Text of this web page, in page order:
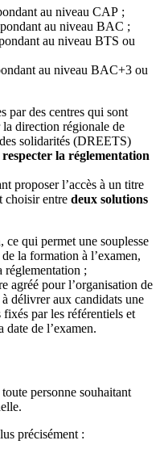
au niveau CAP ;
au niveau BAC ;
au niveau BTS ou
au niveau BAC+3 ou
par des centres qui sont
la direction régionale de
solidarités (DREETS)
respecter la réglementation
proposer l’accès à un titre
choisir entre deux solutions
ce qui permet une souplesse
la formation à l’examen,
réglementation ;
agréé pour l’organisation de
à délivrer aux candidats une
par les référentiels et
de l’examen.
personne souhaitant
précisément :